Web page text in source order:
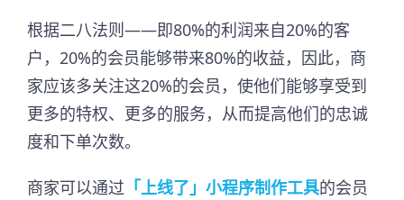
根据二八法则——即80%的利润来自20%的客
户，20%的会员能够带来80%的收益，因此，商
家应该多关注这20%的会员，使他们能够享受到
更多的特权、更多的服务，从而提高他们的忠诚
度和下单次数。
商家可以通过 「上线了」小程序制作工具的会员